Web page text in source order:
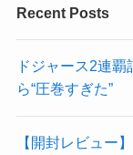
Recent Posts
ドジャース2連
ら“圧巻すぎた”
【開封レビュー